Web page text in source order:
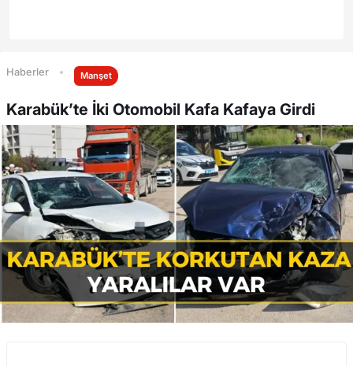
Haberler Manşet
Karabük’te İki Otomobil Kafa Kafaya Girdi